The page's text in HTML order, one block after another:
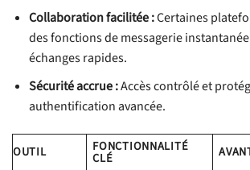
Collaboration facilitée :Certaines
des fonctions de messagerie
échanges rapides.
Sécurité accrue :Accès contrôlé et
authentification avancée.
OUTIL FONCTIONNALITÉ
CLÉ